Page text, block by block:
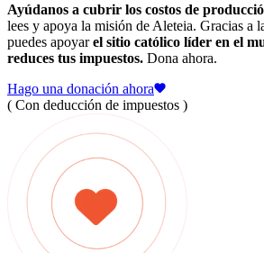
Ayúdanos a cubrir los costos de
lees y apoya la misión de Aleteia. Gracias a
puedes apoyarel sitio católico líder en el
reduces tus impuestos. Dona ahora.
Hago una donación ahora
( Con deducción de impuestos )